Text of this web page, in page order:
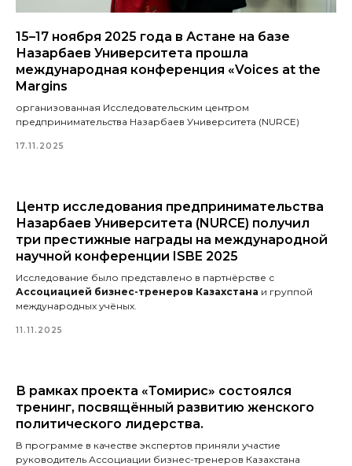
15–17 ноября 2025 года в Астане на базе
Назарбаев Университета прошла
международная конференция «Voices at the
Margins
организованная Исследовательским центром
предпринимательства Назарбаев Университета (NURCE)
17.11.2025
Центр исследования предпринимательства
Назарбаев Университета (NURCE) получил
три престижные награды на международной
научной конференции ISBE 2025
Исследование было представлено в партнёрстве с
Ассоциацией бизнес-тренеров Казахстана и группой
международных учёных.
11.11.2025
В рамках проекта «Томирис» состоялся
тренинг, посвящённый развитию женского
политического лидерства.
В программе в качестве экспертов приняли участие
руководитель Ассоциации бизнес-тренеров Казахстана